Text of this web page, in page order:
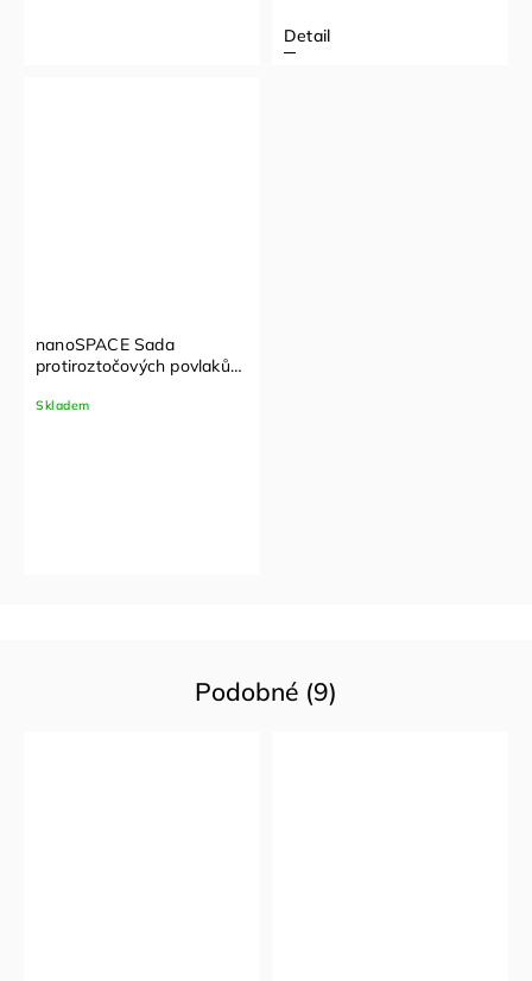
Detail
nanoSPACE Sada
protiroztočových povlaků
(70x90cm,140x200cm,90x200)
Skladem
Podobné (9)